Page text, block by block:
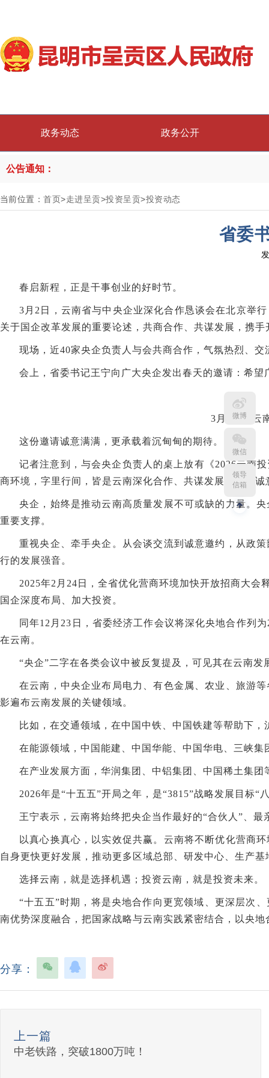
政务动态 政务公开
公告通知：
微博
微信
领导
信箱
当前位置：首页>走进呈贡>投资呈贡>投资动态
省委
春启新程，正是干事创业的好时节。
3月2日，云南省与中央企业深化合作恳谈会在北京举
关于国企改革发展的重要论述，共商合作、共谋发展，携
现场，近40家央企负责人与会共商合作，气氛热烈、
会上，省委书记王宁向广大央企发出春天的邀请：希望
3月2日，云
这份邀请诚意满满，更承载着沉甸甸的期待。
记者注意到，与会央企负责人的桌上放有《2026云南
商环境，字里行间，皆是云南深化合作、共谋发展的十足
央企，始终是推动云南高质量发展不可或缺的力量。
重要支撑。
重视央企、牵手央企。从会谈交流到诚意邀约，从政
行的发展强音。
2025年2月24日，全省优化营商环境加快开放招商大
国企深度布局、加大投资。
同年12月23日，省委经济工作会议将深化央地合作列
在云南。
“央企”二字在各类会议中被反复提及，可见其在云南发
在云南，中央企业布局电力、有色金属、农业、旅游
影遍布云南发展的关键领域。
比如，在交通领域，在中国中铁、中国铁建等帮助下
在能源领域，中国能建、中国华能、中国华电、三峡
在产业发展方面，华润集团、中铝集团、中国稀土集
2026年是“十五五”开局之年，是“3815”战略发展目标
王宁表示，云南将始终把央企当作最好的“合伙人”、
以真心换真心，以实效促共赢。云南将不断优化营商
自身更快更好发展，推动更多区域总部、研发中心、生产
选择云南，就是选择机遇；投资云南，就是投资未来。
“十五五”时期，将是央地合作向更宽领域、更深层次
南优势深度融合，把国家战略与云南实践紧密结合，以央
分享：
上一篇
中老铁路，突破1800万吨！